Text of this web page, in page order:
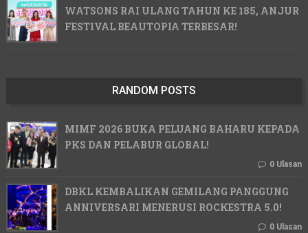
WATSONS RAI ULANG TAHUN KE 185, ANJUR
FESTIVAL BEAUTOPIA TERBESAR!
RANDOM POSTS
MIMF 2026 BUKA PELUANG BAHARU KEPADA
PKS DAN PELABUR GLOBAL!
0 Ulasan
DBKL KEMBALIKAN GEMILANG PANGGUNG
ANNIVERSARI MENERUSI ROCKESTRA 5.0!
0 Ulasan